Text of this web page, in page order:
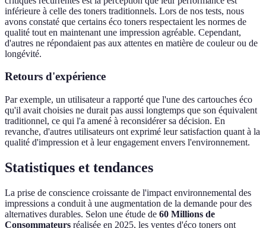
inférieure à celle des toners traditionnels. Lors de nos tests, nous
avons constaté que certains éco toners respectaient les normes de
qualité tout en maintenant une impression agréable. Cependant,
d'autres ne répondaient pas aux attentes en matière de couleur ou de
longévité.
Retours d'expérience
Par exemple, un utilisateur a rapporté que l'une des cartouches éco
qu'il avait choisies ne durait pas aussi longtemps que son équivalent
traditionnel, ce qui l'a amené à reconsidérer sa décision. En
revanche, d'autres utilisateurs ont exprimé leur satisfaction quant à la
qualité d'impression et à leur engagement envers l'environnement.
Statistiques et tendances
La prise de conscience croissante de l'impact environnemental des
impressions a conduit à une augmentation de la demande pour des
alternatives durables. Selon une étude de 60 Millions de
Consommateurs réalisée en 2025, les ventes d'éco toners ont